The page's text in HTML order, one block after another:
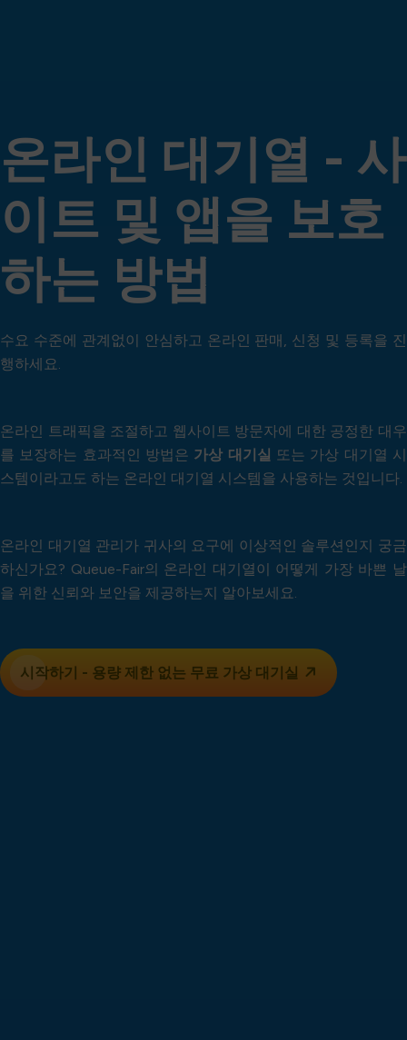
온라인 대기열 - 사
이트 및 앱을 보호
하는 방법
수요 수준에 관계없이 안심하고 온라인 판매, 신청 및 등록을 진
행하세요.
온라인 트래픽을 조절하고 웹사이트 방문자에 대한 공정한 대우
를 보장하는 효과적인 방법은 가상 대기실 또는 가상 대기열 시
스템이라고도 하는 온라인 대기열 시스템을 사용하는 것입니다.
온라인 대기열 관리가 귀사의 요구에 이상적인 솔루션인지 궁금
하신가요? Queue-Fair의 온라인 대기열이 어떻게 가장 바쁜 날
을 위한 신뢰와 보안을 제공하는지 알아보세요.
시작하기 - 용량 제한 없는 무료 가상 대기실